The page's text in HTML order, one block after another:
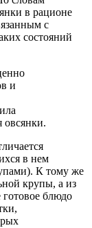
в рационе
с
состояний
и
овсянки.
в нем
К тому же
крупы, а из
готовое блюдо